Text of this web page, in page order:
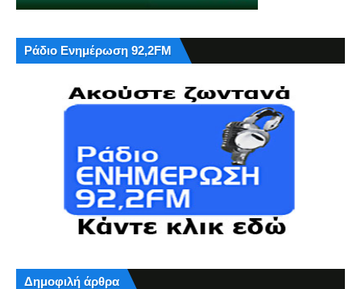
Ράδιο Ενημέρωση 92,2FM
Δημοφιλή άρθρα